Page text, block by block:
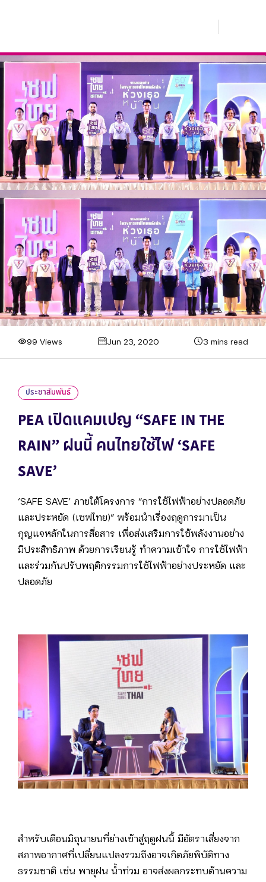
99 Views Jun 23, 2020 3 mins read
ประชาสัมพันธ์
PEA เปิดแคมเปญ “SAFE IN THE
RAIN” ฝนนี้ คนไทยใช้ไฟ ‘SAFE
SAVE’
‘SAFE SAVE’ ภายใต้โครงการ “การใช้ไฟฟ้าอย่างปลอดภัย
และประหยัด (เซฟไทย)” พร้อมนำเรื่องฤดูการมาเป็น
กุญแจหลักในการสื่อสาร เพื่อส่งเสริมการใช้พลังงานอย่าง
มีประสิทธิภาพ ด้วยการเรียนรู้ ทำความเข้าใจ การใช้ไฟฟ้า
และร่วมกันปรับพฤติกรรมการใช้ไฟฟ้าอย่างประหยัด และ
ปลอดภัย
สำหรับเดือนมิถุนายนที่ย่างเข้าสู่ฤดูฝนนี้ มีอัตราเสี่ยงจาก
สภาพอากาศที่เปลี่ยนแปลงรวมถึงอาจเกิดภัยพิบัติทาง
ธรรมชาติ เช่น พายุฝน น้ำท่วม อาจส่งผลกระทบด้านความ